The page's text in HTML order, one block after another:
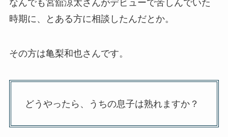
なんでも宮舘涼太さんがデビューで苦しんでいた
時期に、とある方に相談したんだとか。
その方は亀梨和也さんです。
どうやったら、うちの息子は熟れますか？